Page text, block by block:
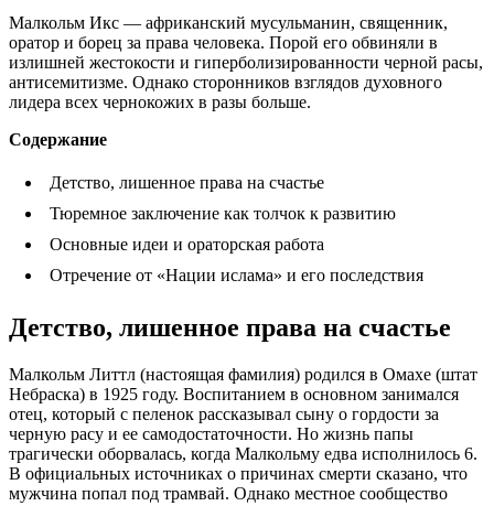
Малкольм Икс — африканский мусульманин, священник,
оратор и борец за права человека. Порой его обвиняли в
излишней жестокости и гиперболизированности черной расы,
антисемитизме. Однако сторонников взглядов духовного
лидера всех чернокожих в разы больше.
Содержание
Детство, лишенное права на счастье
Тюремное заключение как толчок к развитию
Основные идеи и ораторская работа
Отречение от «Нации ислама» и его последствия
Детство, лишенное права на счастье
Малкольм Литтл (настоящая фамилия) родился в Омахе (штат
Небраска) в 1925 году. Воспитанием в основном занимался
отец, который с пеленок рассказывал сыну о гордости за
черную расу и ее самодостаточности. Но жизнь папы
трагически оборвалась, когда Малкольму едва исполнилось 6.
В официальных источниках о причинах смерти сказано, что
мужчина попал под трамвай. Однако местное сообщество